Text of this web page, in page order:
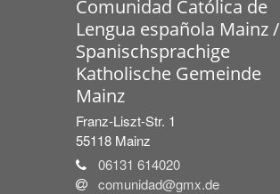
Comunidad Católica de
Lengua española Mainz /
Spanischsprachige
Katholische Gemeinde
Mainz
Franz-Liszt-Str. 1
55118 Mainz
06131 614020
comunidad@gmx.de